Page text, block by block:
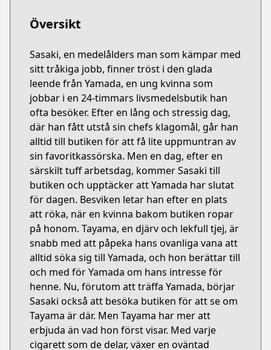
Översikt
Sasaki, en medelålders man som kämpar med
sitt tråkiga jobb, finner tröst i den glada
leende från Yamada, en ung kvinna som
jobbar i en 24-timmars livsmedelsbutik han
ofta besöker. Efter en lång och stressig dag,
där han fått utstå sin chefs klagomål, går han
alltid till butiken för att få lite uppmuntran av
sin favoritkassörska. Men en dag, efter en
särskilt tuff arbetsdag, kommer Sasaki till
butiken och upptäcker att Yamada har slutat
för dagen. Besviken letar han efter en plats
att röka, när en kvinna bakom butiken ropar
på honom. Tayama, en djärv och lekfull tjej, är
snabb med att påpeka hans ovanliga vana att
alltid söka sig till Yamada, och hon berättar till
och med för Yamada om hans intresse för
henne. Nu, förutom att träffa Yamada, börjar
Sasaki också att besöka butiken för att se om
Tayama är där. Men Tayama har mer att
erbjuda än vad hon först visar. Med varje
cigarett som de delar, växer en oväntad